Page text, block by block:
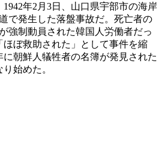
年2月3日、山口県宇部市の海岸
で発生した落盤事故だ。死亡者の
強制動員された韓国人労働者だっ
ぼ救助された」として事件を縮
に朝鮮人犠牲者の名簿が発見された
始めた。